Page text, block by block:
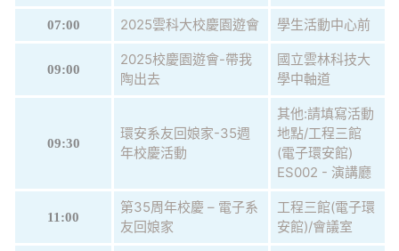
07:00 2025雲科大校慶園遊會 學生活動中心前
09:00
2025校慶園遊會-帶我
陶出去
國立雲林科技大
學中軸道
09:30
環安系友回娘家-35週
年校慶活動
其他:請填寫活動
地點/工程三館
(電子環安館)
ES002 - 演講廳
11:00
第35周年校慶 – 電子系
友回娘家
工程三館(電子環
安館)/會議室